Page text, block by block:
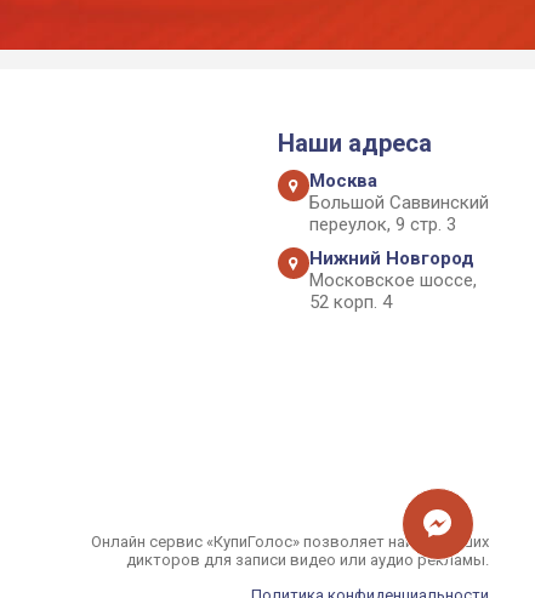
Наши адреса
Москва
Большой Саввинский
переулок, 9 стр. 3
Нижний Новгород
Московское шоссе,
52 корп. 4
Онлайн сервис «КупиГолос» позволяет найти лучших
дикторов для записи видео или аудио рекламы.